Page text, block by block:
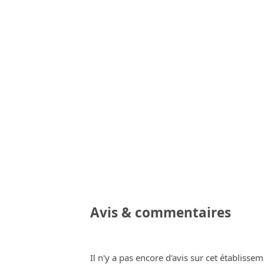
Avis & commentaires
Il n'y a pas encore d'avis sur cet